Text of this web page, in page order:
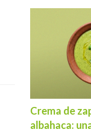
Crema de
albahaca: